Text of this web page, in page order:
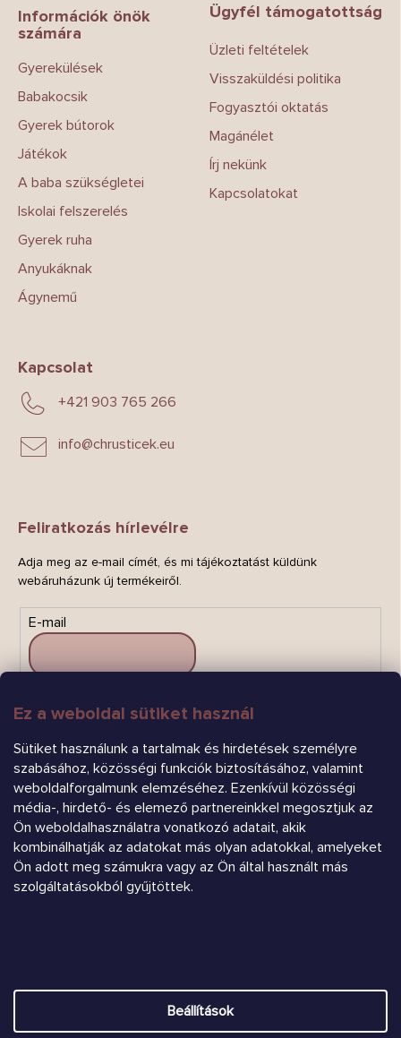
Ez a weboldal sütiket használ
Sütiket használunk a tartalmak és hirdetések személyre
szabásához, közösségi funkciók biztosításához, valamint
weboldalforgalmunk elemzéséhez. Ezenkívül közösségi
média-, hirdető- és elemező partnereinkkel megosztjuk az
Ön weboldalhasználatra vonatkozó adatait, akik
kombinálhatják az adatokat más olyan adatokkal, amelyeket
Ön adott meg számukra vagy az Ön által használt más
szolgáltatásokból gyűjtöttek.
Beállítások
Információk önök
számára
Gyerekülések
Babakocsik
Gyerek bútorok
Játékok
A baba szükségletei
Iskolai felszerelés
Gyerek ruha
Anyukáknak
Ágynemű
Ügyfél támogatottság
Üzleti feltételek
Visszaküldési politika
Fogyasztói oktatás
Magánélet
Írj nekünk
Kapcsolatokat
Kapcsolat
info@chrusticek.eu
+421 903 765 266
Feliratkozás hírlevélre
Adja meg az e-mail címét, és mi tájékoztatást küldünk
webáruházunk új termékeiről.
E-mail
FELIRATKOZÁS
Árukereső.hu
Shoptet készítette
Copyright 2026Chrústiček.eu. Minden jog fenntartva.Süti